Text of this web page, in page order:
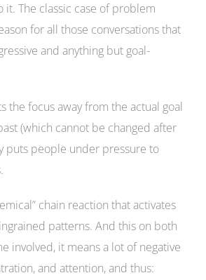
it. The classic case of problem
for all those conversations that
and anything but goal-
the focus away from the actual goal
(which cannot be changed after
puts people under pressure to
chain reaction that activates
patterns. And this on both
involved, it means a lot of negative
and attention, and thus: